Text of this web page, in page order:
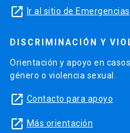
launch Ir al sitio de Emergencias
DISCRIMINACIÓN Y
Orientación y apoyo en
género o violencia sexual.
launch Contacto para apoyo
launch Más orientación